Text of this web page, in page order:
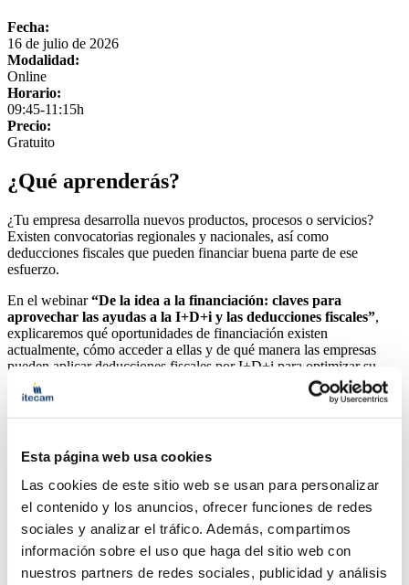
Esta página web usa cookies
Las cookies de este sitio web se usan para personalizar
el contenido y los anuncios, ofrecer funciones de redes
sociales y analizar el tráfico. Además, compartimos
información sobre el uso que haga del sitio web con
nuestros partners de redes sociales, publicidad y análisis
Fecha:
16 de julio de 2026
Modalidad:
Online
Horario:
09:45-11:15h
Precio:
Gratuito
¿Qué aprenderás?
¿Tu empresa desarrolla nuevos productos, procesos o servicios?
Existen convocatorias regionales y nacionales, así como
deducciones fiscales que pueden financiar buena parte de ese
esfuerzo.
En el webinar“De la idea a la financiación: claves para
aprovechar las ayudas a la I+D+i y las deducciones fiscales”,
explicaremos qué oportunidades de financiación existen
actualmente, cómo acceder a ellas y de qué manera las empresas
pueden aplicar deducciones fiscales por I+D+i para optimizar su
fiscalidad.
hasta el 30 de septiembre.
Líneas de financiación del CDTI para proyectos de I+D+i.
Cómo identificar oportunidades de financiación para
proyectos innovadores.
Claves para preparar solicitudes de ayudas y mejorar las
posibilidades de éxito.
Cómo aplicar las deducciones fiscales por actividades de
I+D+i.